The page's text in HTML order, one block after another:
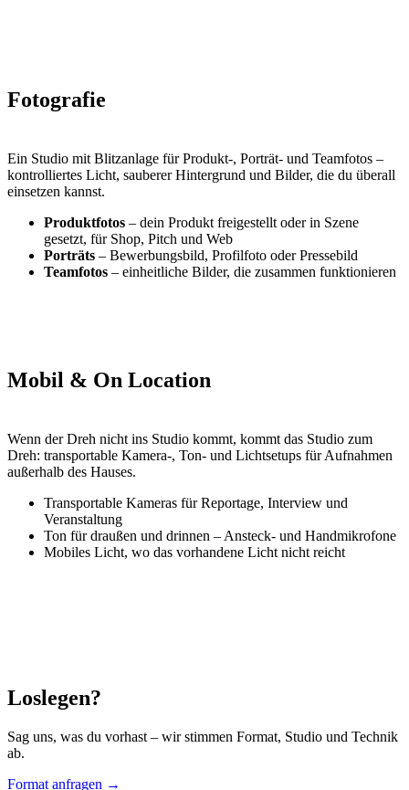
Fotografie
Ein Studio mit Blitzanlage für Produkt-, Porträt- und Teamfotos –
kontrolliertes Licht, sauberer Hintergrund und Bilder, die du überall
einsetzen kannst.
Produktfotos – dein Produkt freigestellt oder in Szene
gesetzt, für Shop, Pitch und Web
Porträts – Bewerbungsbild, Profilfoto oder Pressebild
Teamfotos – einheitliche Bilder, die zusammen funktionieren
Mobil & On Location
Wenn der Dreh nicht ins Studio kommt, kommt das Studio zum
Dreh: transportable Kamera-, Ton- und Lichtsetups für Aufnahmen
außerhalb des Hauses.
Transportable Kameras für Reportage, Interview und
Veranstaltung
Ton für draußen und drinnen – Ansteck- und Handmikrofone
Mobiles Licht, wo das vorhandene Licht nicht reicht
Loslegen?
Sag uns, was du vorhast – wir stimmen Format, Studio und Technik
ab.
Format anfragen →